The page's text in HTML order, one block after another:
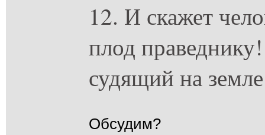
12. И скажет
плод
судящий на
Обсудим?